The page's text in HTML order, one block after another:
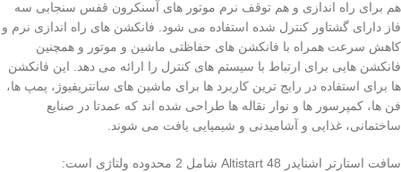
هم برای راه اندازی و هم توقف نرم موتور های آسنکرون قفس سنجابی سه
فاز دارای گشتاور کنترل شده استفاده می شود. فانکشن های راه اندازی نرم و
کاهش سرعت همراه با فانکشن های حفاظتی ماشین و موتور و همچنین
فانکشن هایی برای ارتباط با سیستم های کنترل را ارائه می دهد. این فانکشن
ها برای استفاده در رایج ترین کاربرد ها برای ماشین های سانتریفیوژ، پمپ ها،
فن ها، کمپرسور ها و نوار نقاله ها طراحی شده اند که عمدتا در صنایع
ساختمانی، غذایی و آشامیدنی و شیمیایی یافت می شوند.
سافت استارتر اشنایدر Altistart 48 شامل 2 محدوده ولتاژی است: